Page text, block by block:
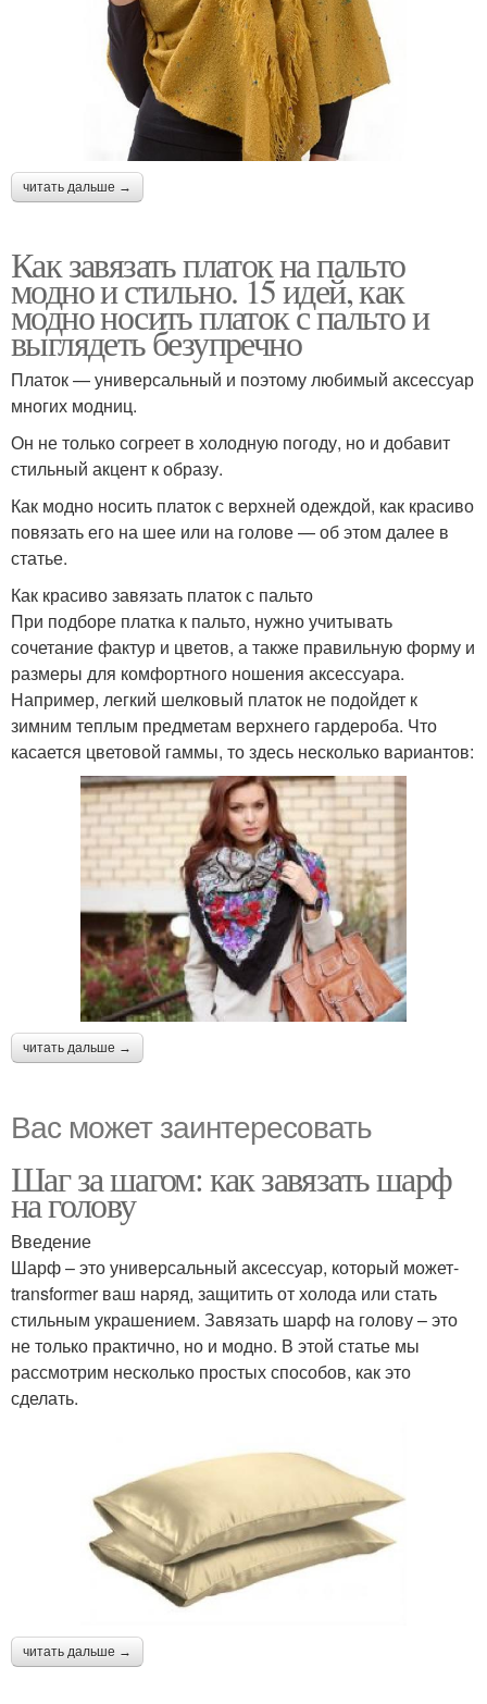
читать дальше →
Как завязать платок на пальто
модно и стильно. 15 идей, как
модно носить платок с пальто и
выглядеть безупречно
Платок — универсальный и поэтому любимый аксессуар
многих модниц.
Он не только согреет в холодную погоду, но и добавит
стильный акцент к образу.
Как модно носить платок с верхней одеждой, как красиво
повязать его на шее или на голове — об этом далее в
статье.
Как красиво завязать платок с пальто
При подборе платка к пальто, нужно учитывать
сочетание фактур и цветов, а также правильную форму и
размеры для комфортного ношения аксессуара.
Например, легкий шелковый платок не подойдет к
зимним теплым предметам верхнего гардероба. Что
касается цветовой гаммы, то здесь несколько вариантов:
читать дальше →
Вас может заинтересовать
Шаг за шагом: как завязать шарф
на голову
Введение
Шарф – это универсальный аксессуар, который может-
transformer ваш наряд, защитить от холода или стать
стильным украшением. Завязать шарф на голову – это
не только практично, но и модно. В этой статье мы
рассмотрим несколько простых способов, как это
сделать.
читать дальше →